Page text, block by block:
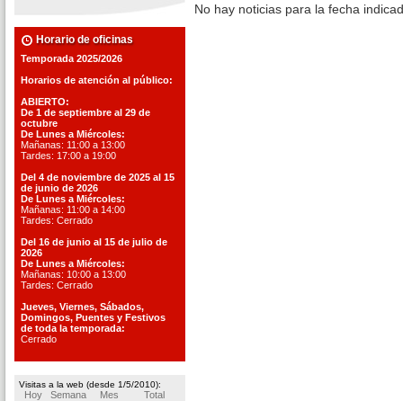
Horario de oficinas
Temporada 2025/2026
Horarios de atención al público:
ABIERTO:
De 1 de septiembre al 29 de
octubre
De Lunes a Miércoles:
Mañanas: 11:00 a 13:00
Tardes: 17:00 a 19:00
Del 4 de noviembre de 2025 al 15
de junio de 2026
De Lunes a Miércoles:
Mañanas: 11:00 a 14:00
Tardes: Cerrado
Del 16 de junio al 15 de julio de
2026
De Lunes a Miércoles:
Mañanas: 10:00 a 13:00
Tardes: Cerrado
Jueves, Viernes, Sábados,
Domingos, Puentes y Festivos
de toda la temporada:
Cerrado
Visitas a la web (desde 1/5/2010):
Hoy Semana Mes
Total
No hay noticias para la fecha